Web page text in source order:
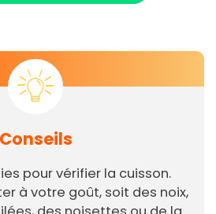
Conseils
pour vérifier la cuisson.
à votre goût, soit des noix,